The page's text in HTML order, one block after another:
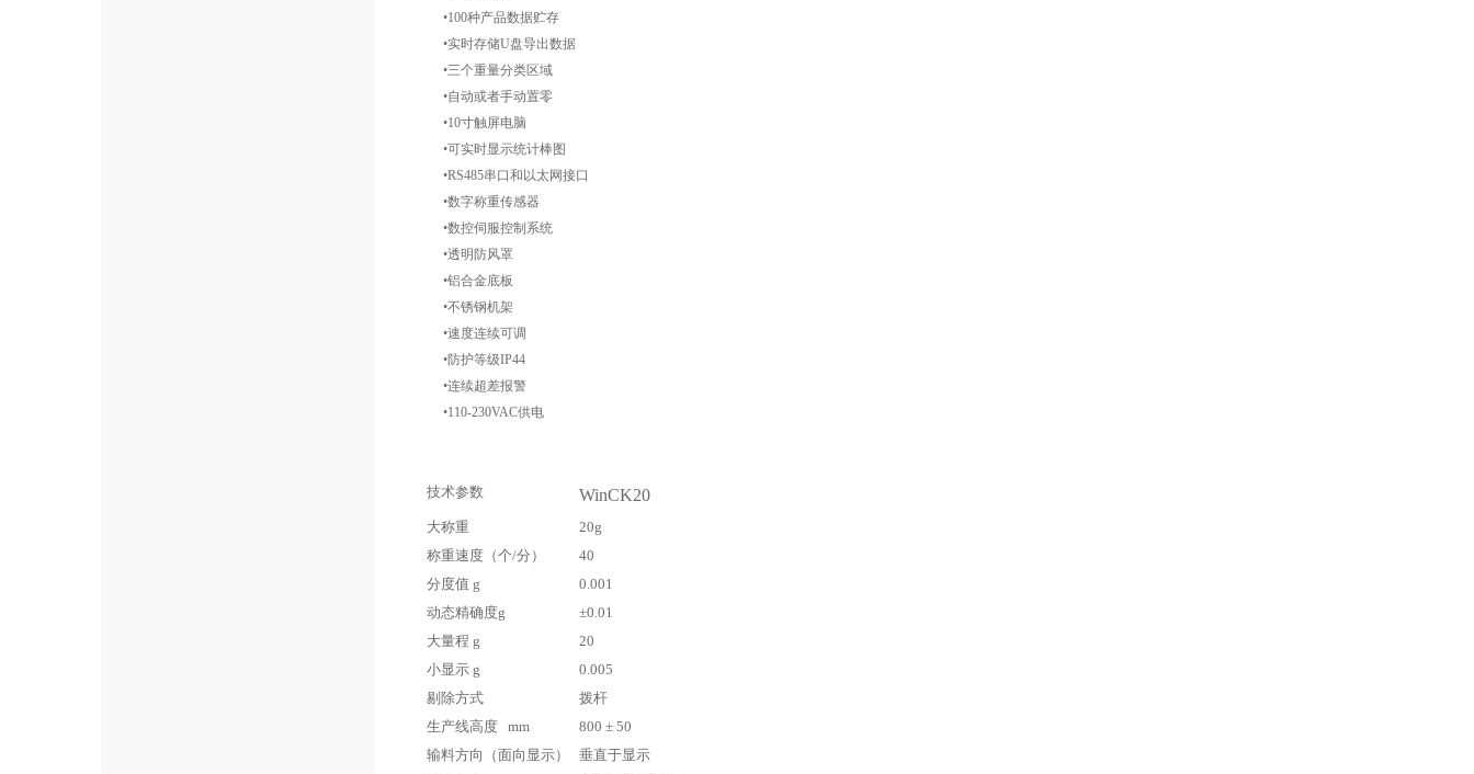
•100种产品数据贮存
•实时存储U盘导出数据
•三个重量分类区域
•自动或者手动置零
•10寸触屏电脑
•可实时显示统计棒图
•RS485串口和以太网接口
•数字称重传感器
•数控伺服控制系统
•透明防风罩
•铝合金底板
•不锈钢机架
•速度连续可调
•防护等级IP44
•连续超差报警
•110-230VAC供电
技术参数 WinCK20
大称重
20g
称重速度（个/分）
40
分度值 g
0.001
动态精确度g
±0.01
大量程 g
20
小显示 g
0.005
剔除方式
拨杆
生产线高度 mm
800 ± 50
输料方向（面向显示）
垂直于显示